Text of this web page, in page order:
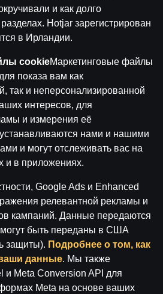
игры могут вызвать
зависимость!
с 18 лет.
Dzirnavu iela 39-8, LV-1010
Rīga.
A-67, TI-04.
un Azartspēļu Uzraudzības
(IAUI).
и как долго
Hotjar зарегистрирован
в Ирландии.
cookieМаркетинговые файлы
показа вам как
так и неперсонализированной
интересов, для
и измерения её
нами и нашими
и могут отслеживать вас на
и в приложениях.
Google Ads и Enhanced
релевантной рекламы и
кампаний. Данные передаются
быть переданы в США
защиты). Подробнее о том, как
данные. Мы также
и Meta Conversion API для
Meta на основе ваших